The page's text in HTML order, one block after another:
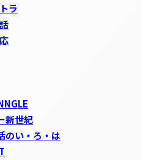
ラ
新世紀
のい・ろ・は